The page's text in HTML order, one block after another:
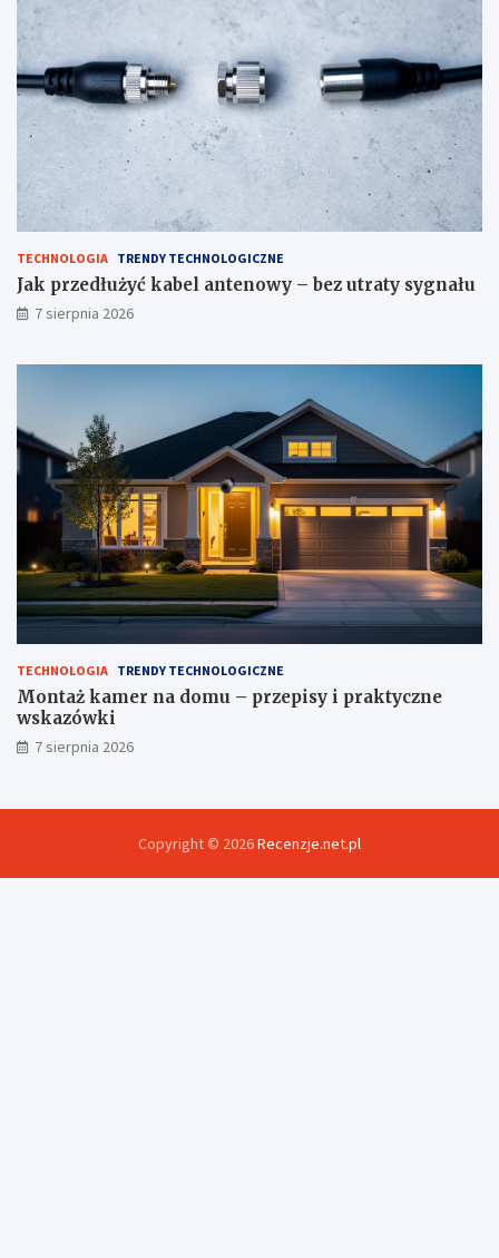
TECHNOLOGIA TRENDY TECHNOLOGICZNE
Jak przedłużyć kabel antenowy – bez utraty sygnału
7 sierpnia 2026
TECHNOLOGIA TRENDY TECHNOLOGICZNE
Montaż kamer na domu – przepisy i praktyczne
wskazówki
7 sierpnia 2026
Copyright © 2026Recenzje.net.pl